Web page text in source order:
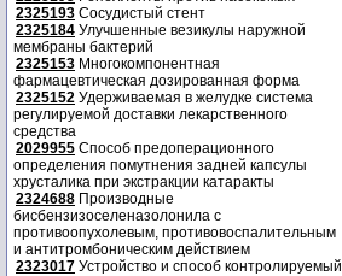
2325193 Сосудистый стент
2325184 Улучшенные везикулы наружной
мембраны бактерий
2325153 Многокомпонентная
фармацевтическая дозированная форма
2325152 Удерживаемая в желудке система
регулируемой доставки лекарственного
средства
2029955 Способ предоперационного
определения помутнения задней капсулы
хрусталика при экстракции катаракты
2324688 Производные
бисбензизоселеназолонила с
противоопухолевым, противовоспалительным
и антитромбоническим действием
2323017 Устройство и способ контролируемый